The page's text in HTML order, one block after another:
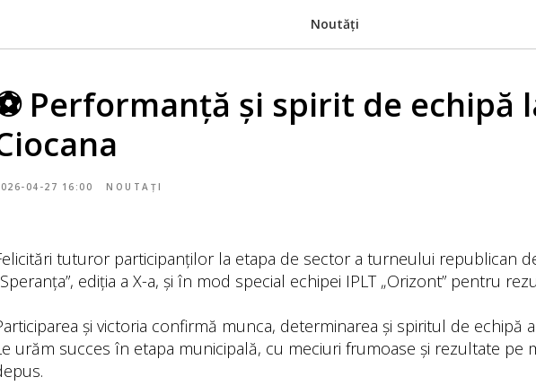
Noutăți
Performanță și spirit de echipă
04-27 16:00 NOUTAȚI
tuturor participanților la etapa de sector a turneului republican
ediția a X-a, și în mod special echipei IPLT „Orizont” pentru
și victoria confirmă munca, determinarea și spiritul de echipă
urăm succes în etapa municipală, cu meciuri frumoase și rezultate pe